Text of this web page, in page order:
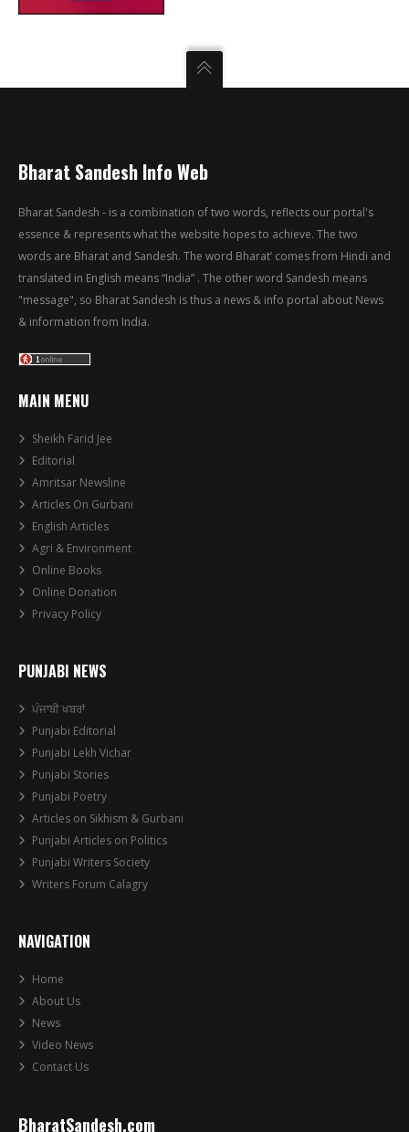
Bharat Sandesh Info Web
Bharat Sandesh - is a combination of two words, reflects our portal's
essence & represents what the website hopes to achieve. The two
words are Bharat and Sandesh. The word Bharat’ comes from Hindi and
translated in English means “India” . The other word Sandesh means
"message", so Bharat Sandesh is thus a news & info portal about News
& information from India.
MAIN MENU
Sheikh Farid Jee
Editorial
Amritsar Newsline
Articles On Gurbani
English Articles
Agri & Environment
Online Books
Online Donation
Privacy Policy
PUNJABI NEWS
ਪੰਜਾਬੀ ਖਬਰਾਂ
Punjabi Editorial
Punjabi Lekh Vichar
Punjabi Stories
Punjabi Poetry
Articles on Sikhism & Gurbani
Punjabi Articles on Politics
Punjabi Writers Society
Writers Forum Calagry
NAVIGATION
Home
About Us
News
Video News
Contact Us
BharatSandesh.com